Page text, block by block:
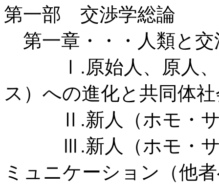
第一部 交渉学総論
第一章・・・人類と
Ⅰ.原始人、原人、旧
ス）への進化と共同体
Ⅱ.新人（ホモ・サ
Ⅲ.新人（ホモ・サピ
ミュニケーション（他